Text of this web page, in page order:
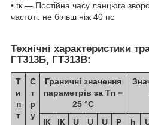
• tк — Постійна часу ланцюга
частоті: не більш ніж 40 пс
Технічні характеристики
ГТ313Б, ГТ313В:
Т
и
п
т
С
т
р
у
Граничні значення
параметрів за Тп =
25 °C
IК
IК
U
U
U
Р
h